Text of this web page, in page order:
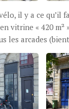
il y a ce qu’il
vitrine « 420 m²
les arcades